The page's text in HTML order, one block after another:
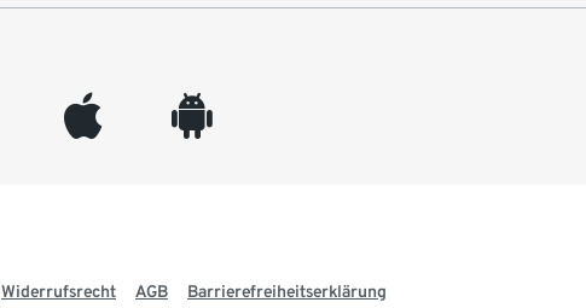
appleinc android
Widerrufsrecht AGB Barrierefreiheitserklärung